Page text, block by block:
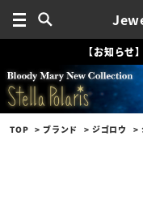
【お知らせ
TOP ブランド ジゴロウ